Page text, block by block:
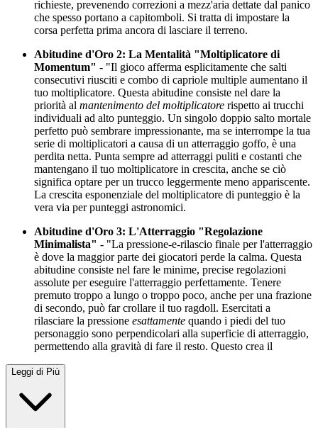
richieste, prevenendo correzioni a mezz'aria dettate dal panico
che spesso portano a capitomboli. Si tratta di impostare la
corsa perfetta prima ancora di lasciare il terreno.
Abitudine d'Oro 2: La Mentalità "Moltiplicatore di
Momentum" - "Il gioco afferma esplicitamente che salti
consecutivi riusciti e combo di capriole multiple aumentano il
tuo moltiplicatore. Questa abitudine consiste nel dare la
priorità al mantenimento del moltiplicatore rispetto ai trucchi
individuali ad alto punteggio. Un singolo doppio salto mortale
perfetto può sembrare impressionante, ma se interrompe la tua
serie di moltiplicatori a causa di un atterraggio goffo, è una
perdita netta. Punta sempre ad atterraggi puliti e costanti che
mantengano il tuo moltiplicatore in crescita, anche se ciò
significa optare per un trucco leggermente meno appariscente.
La crescita esponenziale del moltiplicatore di punteggio è la
vera via per punteggi astronomici.
Abitudine d'Oro 3: L'Atterraggio "Regolazione
Minimalista" - "La pressione-e-rilascio finale per l'atterraggio
è dove la maggior parte dei giocatori perde la calma. Questa
abitudine consiste nel fare le minime, precise regolazioni
assolute per eseguire l'atterraggio perfettamente. Tenere
premuto troppo a lungo o troppo poco, anche per una frazione
di secondo, può far crollare il tuo ragdoll. Esercitati a
rilasciare la pressione esattamente quando i piedi del tuo
personaggio sono perpendicolari alla superficie di atterraggio,
permettendo alla gravità di fare il resto. Questo crea il
Leggi di Più